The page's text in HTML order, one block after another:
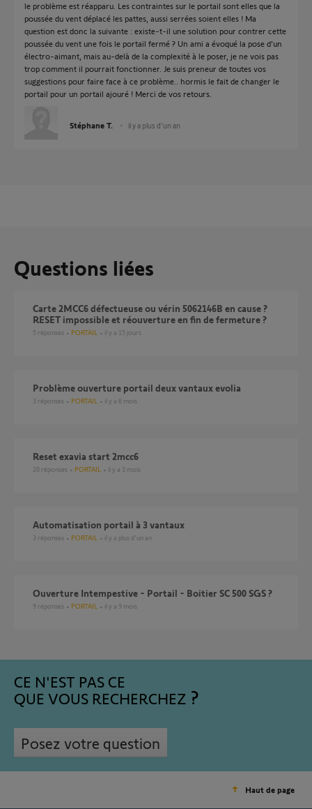
le problème est réapparu. Les contraintes sur le portail sont elles que la
poussée du vent déplacé les pattes, aussi serrées soient elles ! Ma
question est donc la suivante : existe-t-il une solution pour contrer cette
poussée du vent une fois le portail fermé ? Un ami a évoqué la pose d’un
électro-aimant, mais au-delà de la complexité à le poser, je ne vois pas
trop comment il pourrait fonctionner. Je suis preneur de toutes vos
suggestions pour faire face à ce problème.. hormis le fait de changer le
portail pour un portail ajouré ! Merci de vos retours.
Stéphane T. il y a plus d'un an
Questions liées
Carte 2MCC6 défectueuse ou vérin 5062146B en cause ?
RESET impossible et réouverture en fin de fermeture ?
5 réponses PORTAIL il y a 15 jours
Problème ouverture portail deux vantaux evolia
3 réponses PORTAIL il y a 6 mois
Reset exavia start 2mcc6
20 réponses PORTAIL il y a 3 mois
Automatisation portail à 3 vantaux
3 réponses PORTAIL il y a plus d'un an
Ouverture Intempestive - Portail - Boitier SC 500 SGS ?
9 réponses PORTAIL il y a 9 mois
CE N'EST PAS CE
QUE VOUS RECHERCHEZ
Posez votre question
Haut de page